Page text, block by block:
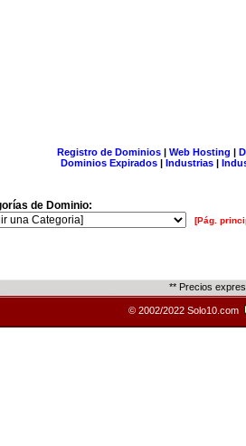
Registro de Dominios| Web Hosting |
Dominios Expirados | Industrias |
de Dominio:
[Pág.
** Precios
© 2002/2022 Solo10.com